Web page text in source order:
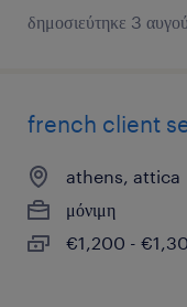
δημοσιεύτηκε 3
french client
athens, attica
μόνιμη
€1,200 -